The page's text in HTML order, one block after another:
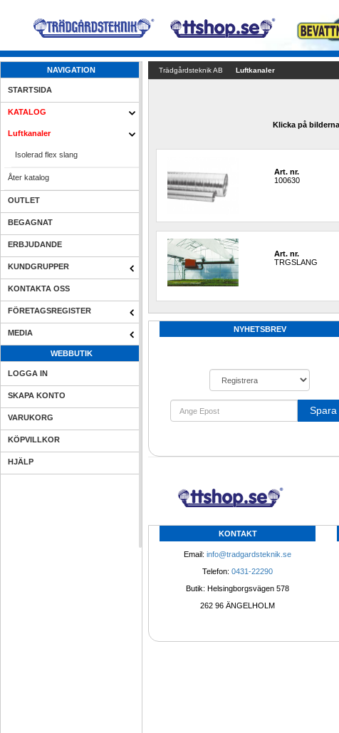
NAVIGATION
STARTSIDA
KATALOG
Luftkanaler
Isolerad flex slang
Åter katalog
OUTLET
BEGAGNAT
ERBJUDANDE
KUNDGRUPPER
KONTAKTA OSS
FÖRETAGSREGISTER
MEDIA
WEBBUTIK
LOGGA IN
SKAPA KONTO
VARUKORG
KÖPVILLKOR
HJÄLP
Trädgårdsteknik AB Luftkanaler
Klicka på
Art. nr.
100630
Art. nr.
TRGSLANG
NYHETSBREV
Spara
KONTAKT
Email: info@tradgardsteknik.se
Telefon: 0431-22290
Butik: Helsingborgsvägen 578
262 96 ÄNGELHOLM